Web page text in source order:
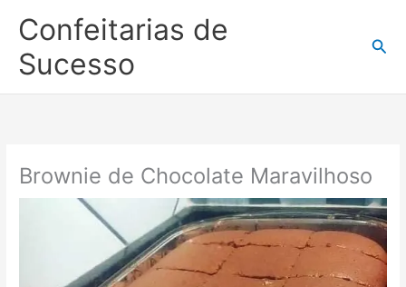
para
conteúdo
Confeitarias de
Sucesso
Brownie de Chocolate Maravilhoso